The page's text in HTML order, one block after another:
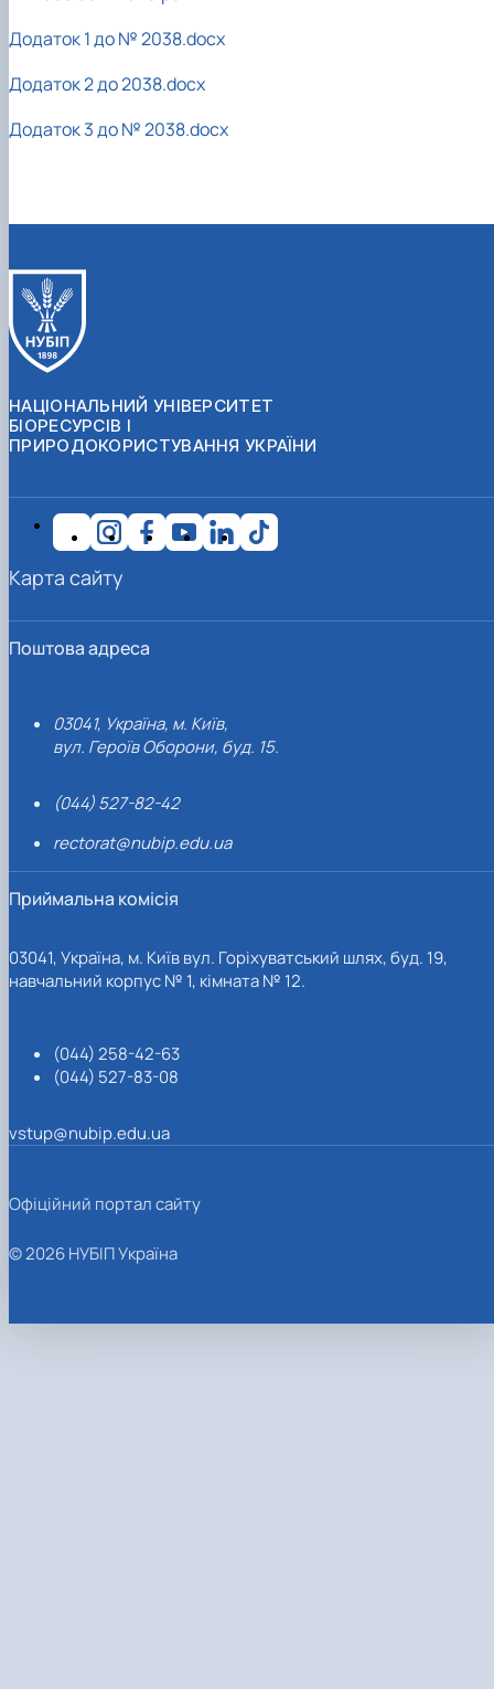
Додаток 1 до № 2038.docx
Додаток 2 до 2038.docx
Додаток 3 до № 2038.docx
НАЦІОНАЛЬНИЙ УНІВЕРСИТЕТ
БІОРЕСУРСІВ І
ПРИРОДОКОРИСТУВАННЯ УКРАЇНИ
Поштова адреса
03041, Україна, м. Київ,
вул. Героїв Оборони, буд. 15.
(044) 527-82-42
rectorat@nubip.edu.ua
Приймальна комісія
03041, Україна, м. Київ вул. Горіхуватський шлях, буд. 19,
навчальний корпус № 1, кімната № 12.
(044) 258-42-63
(044) 527-83-08
vstup@nubip.edu.ua
Карта сайту
Офіційний портал сайту
© 2026 НУБІП Україна